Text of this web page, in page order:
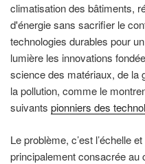
climatisation des bâtiments,
d'énergie sans sacrifier le
technologies durables pour
lumière les innovations
science des matériaux, de la
la pollution, comme le
suivants pionniers des
Le problème, c’est l’échelle
principalement consacrée au